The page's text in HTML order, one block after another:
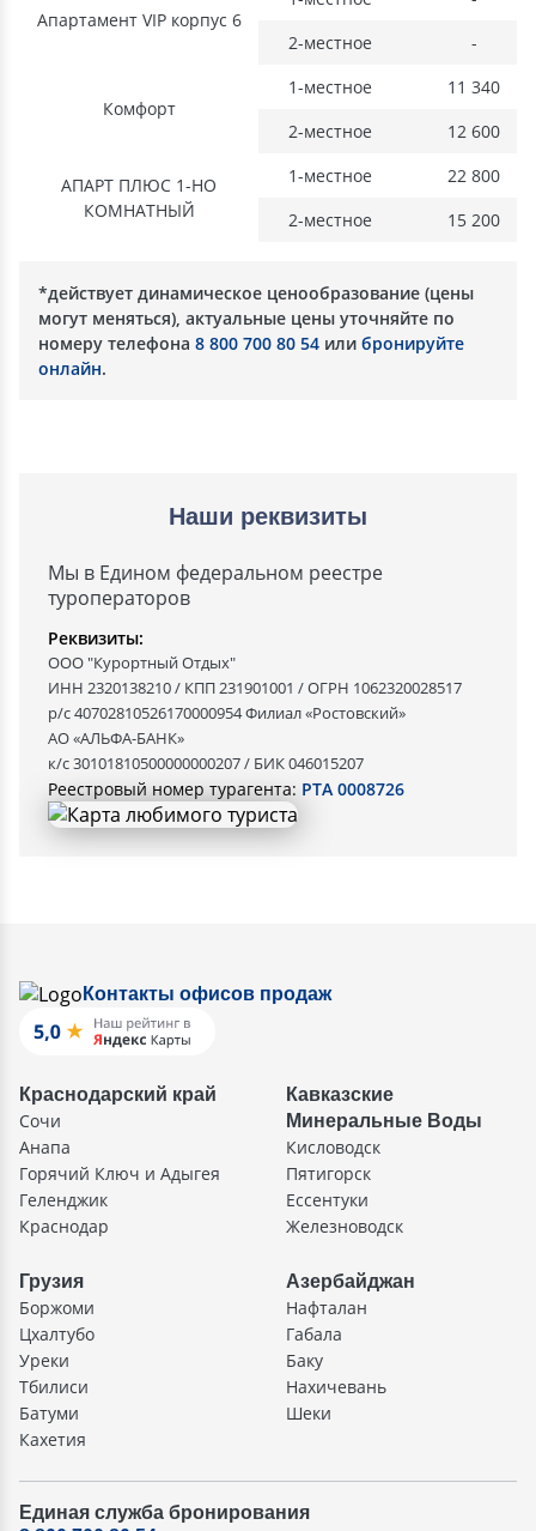
Апартамент VIP корпус 6
2-местное
-
Комфорт
1-местное
11 340
2-местное
12 600
АПАРТ ПЛЮС 1-НО
КОМНАТНЫЙ
1-местное
22 800
2-местное
15 200
*действует динамическое ценообразование (цены
могут меняться), актуальные цены уточняйте по
номеру телефона 8 800 700 80 54 или бронируйте
онлайн.
Наши реквизиты
Мы в Едином федеральном реестре
туроператоров
Реквизиты:
ООО "Курортный Отдых"
ИНН 2320138210 / КПП 231901001 / ОГРН 1062320028517
р/с 40702810526170000954 Филиал «Ростовский»
АО «АЛЬФА-БАНК»
к/с 30101810500000000207 / БИК 046015207
Реестровый номер турагента: РТА 0008726
Контакты офисов продаж
Краснодарский край
Сочи
Анапа
Горячий Ключ и Адыгея
Геленджик
Краснодар
Кавказские
Минеральные Воды
Кисловодск
Пятигорск
Ессентуки
Железноводск
Грузия
Боржоми
Цхалтубо
Уреки
Тбилиси
Батуми
Кахетия
Азербайджан
Нафталан
Габала
Баку
Нахичевань
Шеки
Единая служба бронирования